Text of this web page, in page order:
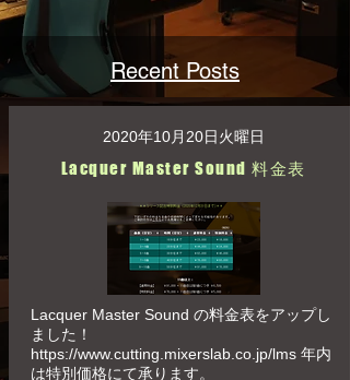
Recent Posts
2020年10月20日火曜日
Lacquer Master Sound 料金表
Lacquer Master Sound の料金表をアップし
ました！
https://www.cutting.mixerslab.co.jp/lms年内
は特別価格にて承ります。